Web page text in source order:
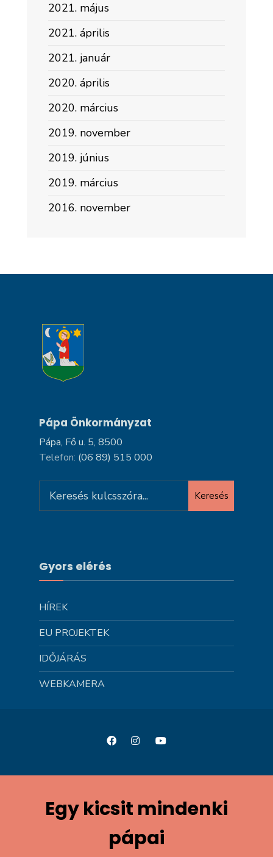
2021. május
2021. április
2021. január
2020. április
2020. március
2019. november
2019. június
2019. március
2016. november
Pápa Önkormányzat
Pápa, Fő u. 5, 8500
Telefon: (06 89) 515 000
for:
Keresés
Gyors elérés
HÍREK
EU PROJEKTEK
IDŐJÁRÁS
WEBKAMERA
Egy kicsit mindenki
pápai